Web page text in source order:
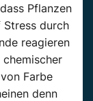
Pflanzen
Stress durch
reagieren
Farbe
denn